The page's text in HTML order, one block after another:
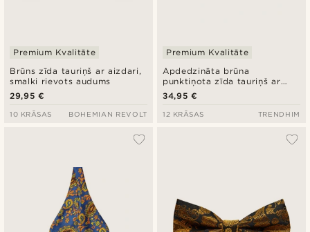
Brūns zīda tauriņš ar aizdari,
smalki rievots audums
Premium Kvalitāte
29,95 €
10 KRĀSAS BOHEMIAN REVOLT
Apdedzināta brūna
punktiņota zīda tauriņš ar
aizdari
Premium Kvalitāte
34,95 €
12 KRĀSAS TRENDHIM